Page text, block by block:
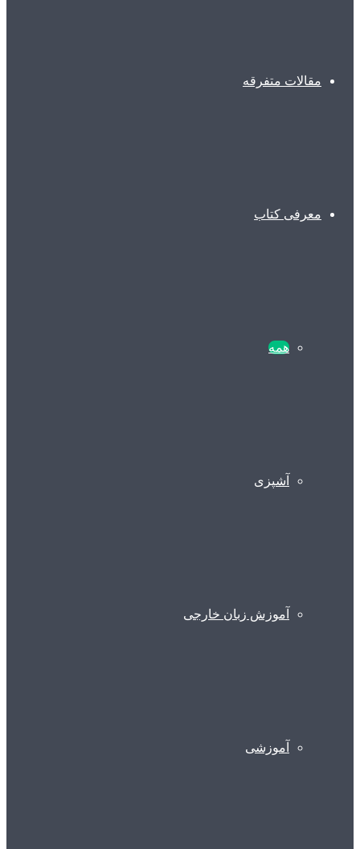
مقالات متفرقه
معرفی کتاب
همه
آشپزی
آموزش زبان خارجی
آموزشی